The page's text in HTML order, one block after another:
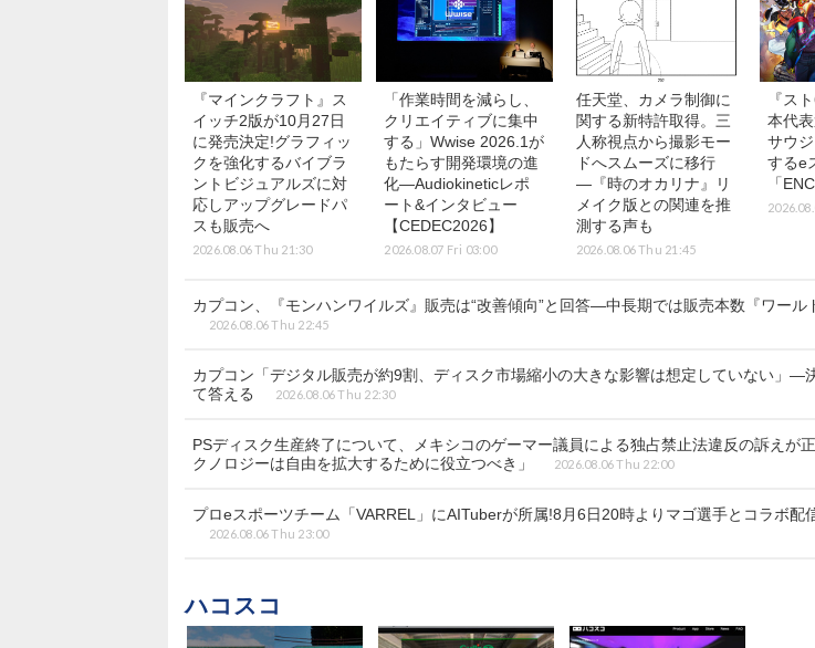
『マインクラフト』ス
イッチ2版が10月27日
に発売決定!グラフィッ
クを強化するバイブラ
ントビジュアルズに対
応しアップグレードパ
スも販売へ
2026.08.06 Thu 21:30
「作業時間を減らし、
クリエイティブに集中
する」Wwise 2026.1が
もたらす開発環境の進
化―Audiokineticレポ
ート&インタビュー
【CEDEC2026】
2026.08.07 Fri 03:00
任天堂、カメラ制御に
関する新特許取得。三
人称視点から撮影モー
ドへスムーズに移行
―『時のオカリナ』リ
メイク版との関連を推
測する声も
2026.08.06 Thu 21:45
『ス
本代
サウ
するe
「
カプコン、『モンハンワイルズ』販売は“改善傾向”と回答―中長期では販売本数『ワール
2026.08.06 Thu 22:45
カプコン「デジタル販売が約9割、ディスク市場縮小の大きな影響は想定していない」―
て答える
2026.08.06 Thu 22:30
PSディスク生産終了について、メキシコのゲーマー議員による独占禁止法違反の訴えが
クノロジーは自由を拡大するために役立つべき」
2026.08.06 Thu 22:00
プロeスポーツチーム「VARREL」にAITuberが所属!8月6日20時よりマゴ選手とコラボ配
2026.08.06 Thu 23:00
ハコスコ